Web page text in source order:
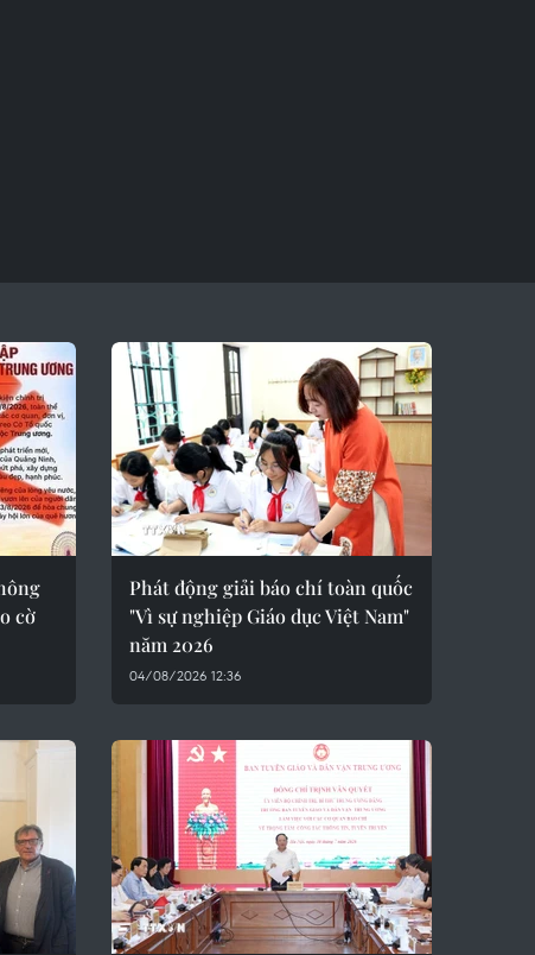
cờ
Phát động giải báo chí toàn quốc
"Vì sự nghiệp Giáo dục Việt Nam"
năm 2026
04/08/2026 12:36